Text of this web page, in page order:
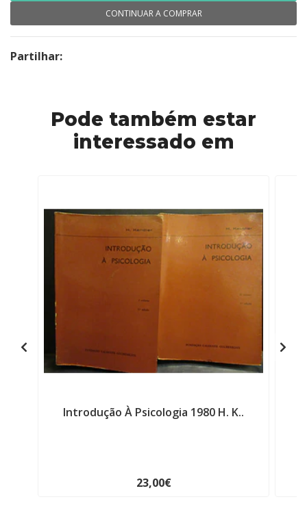
CONTINUAR A COMPRAR
Partilhar:
Pode também estar
interessado em
Introdução À Psicologia 1980 H. K..
23,00€